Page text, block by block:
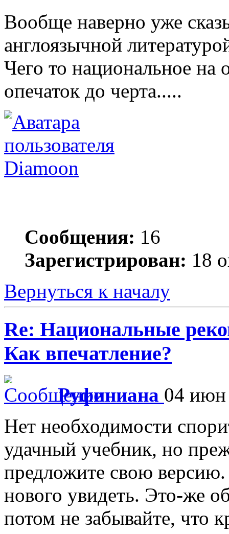
Вообще наверно уже
англоязычной
Чего то национальное на
опечаток до черта.....
Diamoon
Сообщения: 16
Зарегистрирован: 18
Вернуться к началу
Re: Национальные
Как впечатление?
Руфиниана 04 июн
Нет необходимости
удачный учебник, но
предложите свою
нового увидеть. Это-же
потом не забывайте, что